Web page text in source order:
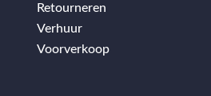
Retourneren
Verhuur
Voorverkoop